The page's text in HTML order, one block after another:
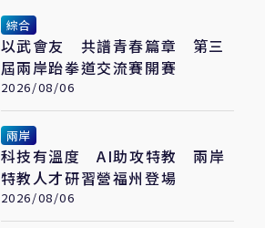
綜合
以武會友 共譜青春篇章 第三
屆兩岸跆拳道交流賽開賽
2026/08/06
兩岸
科技有溫度 AI助攻特教 兩岸
特教人才研習營福州登場
2026/08/06